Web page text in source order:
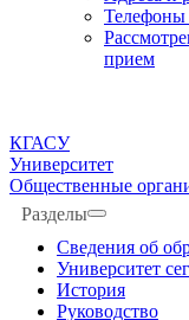
прием
КГАСУ
Университет
Общественные
Разделы
Сведения об
Университет
История
Руководство